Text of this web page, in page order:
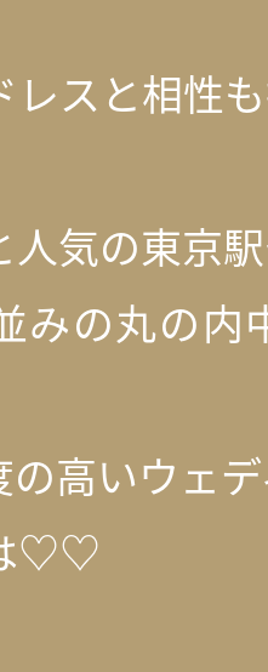
レスと相性
人気の東京
みの丸の内
の高いウェ
♡♡